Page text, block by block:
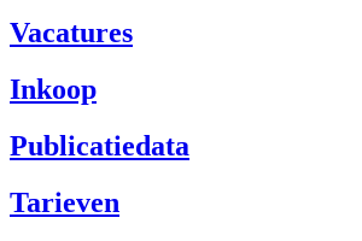
Vacatures
Inkoop
Publicatiedata
Tarieven